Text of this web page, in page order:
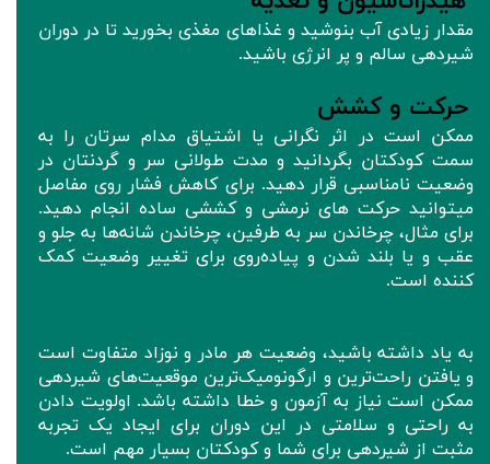
مقدار زیادی آب بنوشید و غذاهای مغذی بخورید تا در دوران
شیردهی سالم و پر انرژی باشید.
حرکت و کشش
ممکن است در اثر نگرانی یا اشتیاق مدام سرتان را به
سمت کودکتان بگردانید و مدت طولانی سر و گردنتان در
وضعیت نامناسبی قرار دهید. برای کاهش فشار روی مفاصل
میتوانید حرکت های نرمشی و کششی ساده انجام دهید.
برای مثال، چرخاندن سر به طرفین، چرخاندن شانه‌ها به جلو و
عقب و یا بلند شدن و پیاده‌روی برای تغییر وضعیت کمک
کننده است.
به یاد داشته باشید، وضعیت هر مادر و نوزاد متفاوت است
و یافتن راحت‌ترین و ارگونومیک‌ترین موقعیت‌های شیردهی
ممکن است نیاز به آزمون و خطا داشته باشد. اولویت دادن
به راحتی و سلامتی در این دوران برای ایجاد یک تجربه
مثبت از شیردهی برای شما و کودکتان بسیار مهم است.